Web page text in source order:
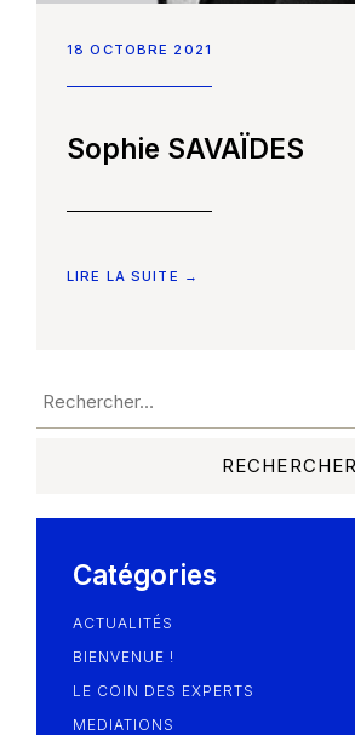
Accueil
Les Smart
18 OCTOBRE 2021
Sophie SAVAÏDES
LIRE LA SUITE →
Catégories
ACTUALITÉS
BIENVENUE !
LE COIN DES EXPERTS
MEDIATIONS